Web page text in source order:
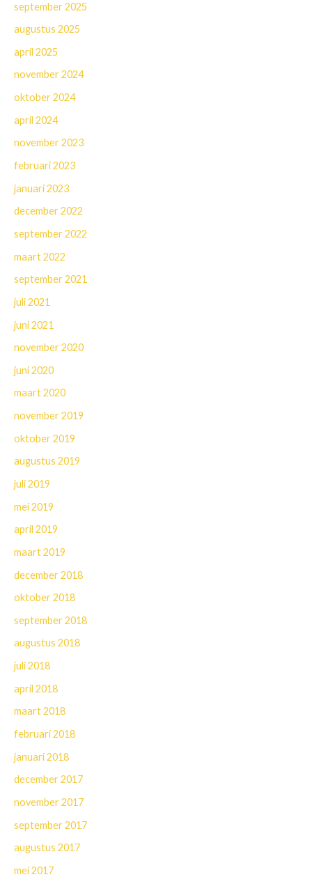
september 2025
augustus 2025
april 2025
november 2024
oktober 2024
april 2024
november 2023
februari 2023
januari 2023
december 2022
september 2022
maart 2022
september 2021
juli 2021
juni 2021
november 2020
juni 2020
maart 2020
november 2019
oktober 2019
augustus 2019
juli 2019
mei 2019
april 2019
maart 2019
december 2018
oktober 2018
september 2018
augustus 2018
juli 2018
april 2018
maart 2018
februari 2018
januari 2018
december 2017
november 2017
september 2017
augustus 2017
mei 2017